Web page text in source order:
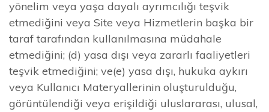
yönelim veya yaşa dayalı ayrımcılığı teşvik
etmediğini veya Site veya Hizmetlerin başka bir
taraf tarafından kullanılmasına müdahale
etmediğini; (d) yasa dışı veya zararlı faaliyetleri
teşvik etmediğini; ve(e) yasa dışı, hukuka aykırı
veya Kullanıcı Materyallerinin oluşturulduğu,
görüntülendiği veya erişildiği uluslararası, ulusal,